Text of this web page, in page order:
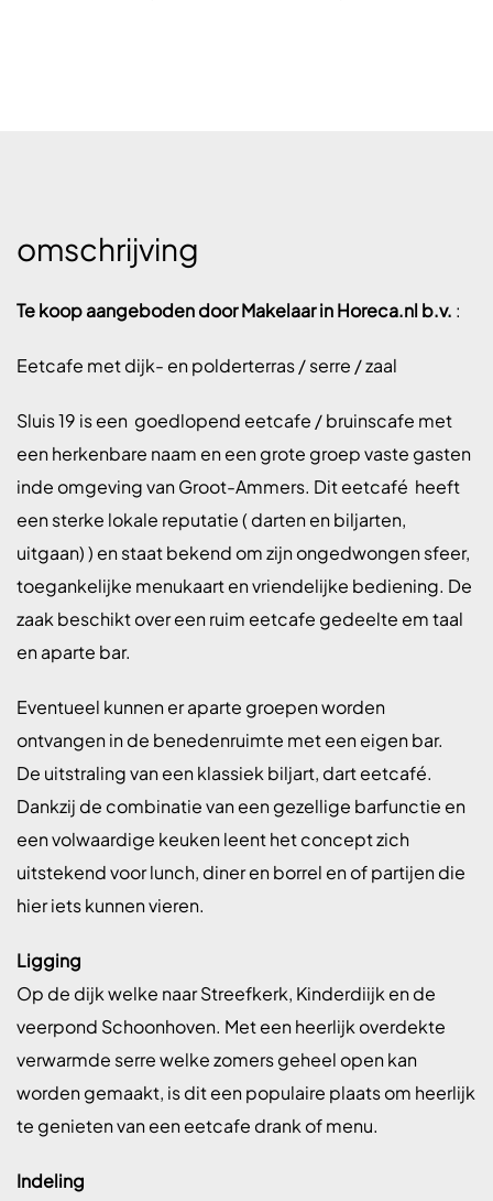
omschrijving
Te koop aangeboden door Makelaar in Horeca.nl b.v. :
Eetcafe met dijk- en polderterras / serre / zaal
Sluis 19 is een goedlopend eetcafe / bruinscafe met
een herkenbare naam en een grote groep vaste gasten
inde omgeving van Groot-Ammers. Dit eetcafé heeft
een sterke lokale reputatie ( darten en biljarten,
uitgaan) ) en staat bekend om zijn ongedwongen sfeer,
toegankelijke menukaart en vriendelijke bediening. De
zaak beschikt over een ruim eetcafe gedeelte em taal
en aparte bar.
Eventueel kunnen er aparte groepen worden
ontvangen in de benedenruimte met een eigen bar.
De uitstraling van een klassiek biljart, dart eetcafé.
Dankzij de combinatie van een gezellige barfunctie en
een volwaardige keuken leent het concept zich
uitstekend voor lunch, diner en borrel en of partijen die
hier iets kunnen vieren.
Ligging
Op de dijk welke naar Streefkerk, Kinderdiijk en de
veerpond Schoonhoven. Met een heerlijk overdekte
verwarmde serre welke zomers geheel open kan
worden gemaakt, is dit een populaire plaats om heerlijk
te genieten van een eetcafe drank of menu.
Indeling